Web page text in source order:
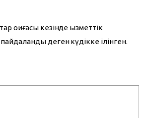
оқиғасы кезінде қызметтік
пайдаланды деген күдікке ілінген.